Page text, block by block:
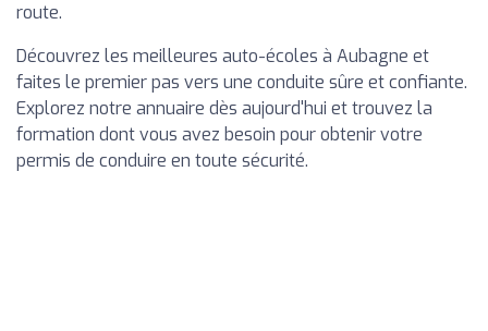
route.
Découvrez les meilleures auto-écoles à Aubagne et
faites le premier pas vers une conduite sûre et confiante.
Explorez notre annuaire dès aujourd'hui et trouvez la
formation dont vous avez besoin pour obtenir votre
permis de conduire en toute sécurité.